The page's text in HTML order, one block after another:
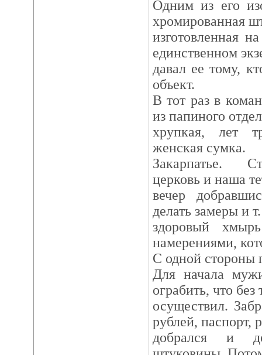
Одним из его
хромированная
изготовленная
единственном
давал ее тому,
объект.
В тот раз в
из папиного
хрупкая, лет
женская сумка.
Закарпатье.
церковь и наша
вечер
делать замеры и
здоровый
намерениями,
С одной стороны
Для начала
ограбить, что без
осуществил.
рублей, паспорт,
добрался и